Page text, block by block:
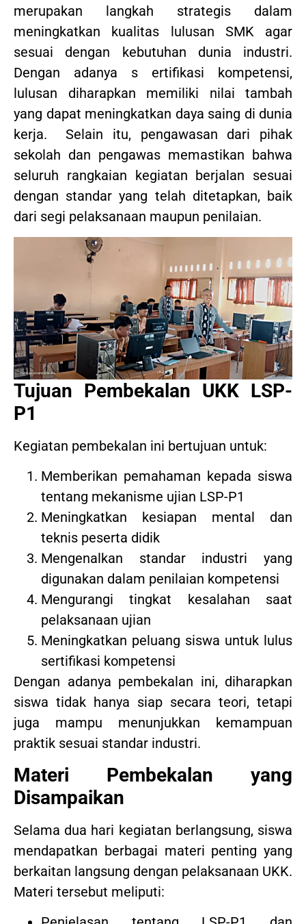
merupakan langkah strategis dalam
meningkatkan kualitas lulusan SMK agar
sesuai dengan kebutuhan dunia industri.
Dengan adanya s ertifikasi kompetensi,
lulusan diharapkan memiliki nilai tambah
yang dapat meningkatkan daya saing di dunia
kerja. Selain itu, pengawasan dari pihak
sekolah dan pengawas memastikan bahwa
seluruh rangkaian kegiatan berjalan sesuai
dengan standar yang telah ditetapkan, baik
dari segi pelaksanaan maupun penilaian.
Tujuan Pembekalan UKK LSP-
P1
Kegiatan pembekalan ini bertujuan untuk:
Memberikan pemahaman kepada siswa
tentang mekanisme ujian LSP-P1
Meningkatkan kesiapan mental dan
teknis peserta didik
Mengenalkan standar industri yang
digunakan dalam penilaian kompetensi
Mengurangi tingkat kesalahan saat
pelaksanaan ujian
Meningkatkan peluang siswa untuk lulus
sertifikasi kompetensi
Dengan adanya pembekalan ini, diharapkan
siswa tidak hanya siap secara teori, tetapi
juga mampu menunjukkan kemampuan
praktik sesuai standar industri.
Materi Pembekalan yang
Disampaikan
Selama dua hari kegiatan berlangsung, siswa
mendapatkan berbagai materi penting yang
berkaitan langsung dengan pelaksanaan UKK.
Materi tersebut meliputi: